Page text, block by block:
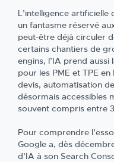
L’intelligence artificielle
un fantasme réservé
peut-être déjà circuler
certains chantiers de
engins, l’IA prend
pour les PME et TPE
devis, automatisation
désormais accessibles
souvent compris entre
Pour comprendre
Google a, dès
d’IA à son Search